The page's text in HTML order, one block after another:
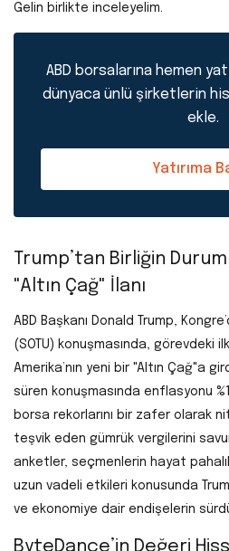
Gelin birlikte inceleyelim.
ABD borsalarına hemen
dünyaca ünlü şirketlerin
ekle.
Yatırıma
Trump’tan Birliğin
"Altın Çağ" İlanı
ABD Başkanı Donald Trump,
(SOTU) konuşmasında, görevdeki
Amerika’nın yeni bir "Altın Çağ"a
süren konuşmasında enflasyonu
borsa rekorlarını bir zafer olarak
teşvik eden gümrük vergilerini
anketler, seçmenlerin hayat
uzun vadeli etkileri konusunda
ve ekonomiye dair endişelerin
ByteDance’in Değeri